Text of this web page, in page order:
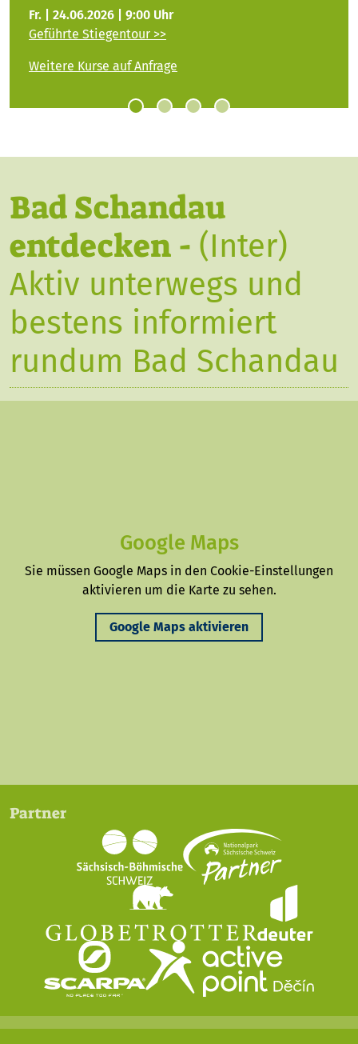
Fr. | 24.06.2026 | 9:00 Uhr
Geführte Stiegentour >>
Weitere Kurse auf Anfrage
Bad Schandau
entdecken - (Inter)
Aktiv unterwegs und
bestens informiert
rundum Bad Schandau
Google Maps
Sie müssen Google Maps in den Cookie-Einstellungen
aktivieren um die Karte zu sehen.
Google Maps aktivieren
Partner